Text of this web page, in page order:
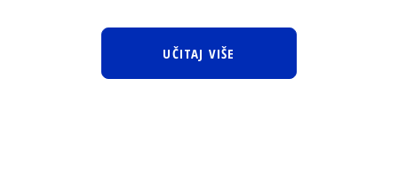
UČITAJ VIŠE